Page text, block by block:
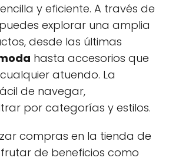
y eficiente. A través de
explorar una amplia
desde las últimas
hasta accesorios que
atuendo. La
de navegar,
por categorías y estilos.
compras en la tienda de
de beneficios como